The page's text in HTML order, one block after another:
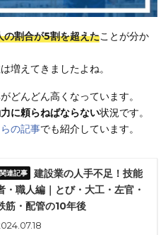
割合が5割を超えたことが分か
増えてきましたよね。
どんどん高くなっています。
に頼らねばならない状況です。
の記事でも紹介しています。
建設業の人手不足！技能
・職人編｜とび・大工・左官・
筋・配管の10年後